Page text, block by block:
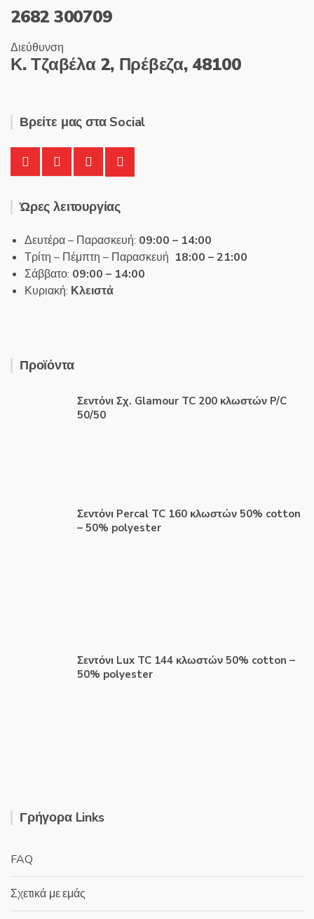
2682 300709
Διεύθυνση
Κ. Τζαβέλα 2, Πρέβεζα, 48100
Βρείτε μας στα Social
Ώρες λειτουργίας
Δευτέρα – Παρασκευή: 09:00 – 14:00
Τρίτη – Πέμπτη – Παρασκευή 18:00 – 21:00
Σάββατο: 09:00 – 14:00
Κυριακή: Κλειστά
Προϊόντα
Σεντόνι Σχ. Glamour TC 200 κλωστών P/C
50/50
Σεντόνι Percal TC 160 κλωστών 50% cotton
– 50% polyester
Σεντόνι Lux TC 144 κλωστών 50% cotton –
50% polyester
Γρήγορα Links
FAQ
Σχετικά με εμάς